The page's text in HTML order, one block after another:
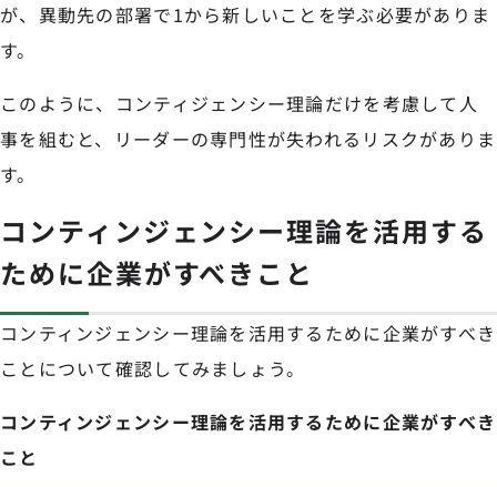
が、異動先の部署で1から新しいことを学ぶ必要がありま
す。
このように、コンティジェンシー理論だけを考慮して人
事を組むと、リーダーの専門性が失われるリスクがありま
す。
コンティンジェンシー理論を活用する
ために企業がすべきこと
コンティンジェンシー理論を活用するために企業がすべき
ことについて確認してみましょう。
コンティンジェンシー理論を活用するために企業がすべき
こと